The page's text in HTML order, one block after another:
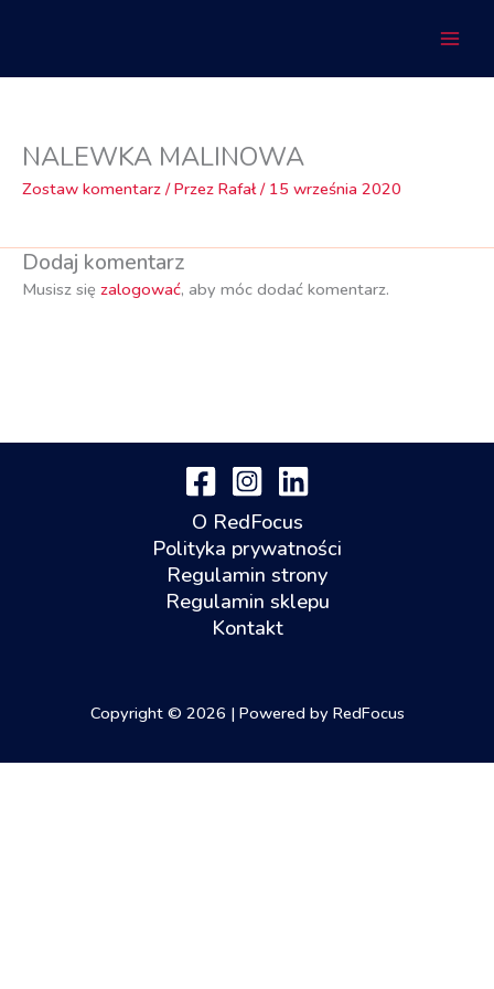
NALEWKA MALINOWA
Zostaw komentarz / Przez Rafał/ 15 września 2020
Dodaj komentarz
Musisz się zalogować, aby móc dodać komentarz.
O RedFocus
Polityka prywatności
Regulamin strony
Regulamin sklepu
Kontakt
Copyright © 2026 | Powered by RedFocus